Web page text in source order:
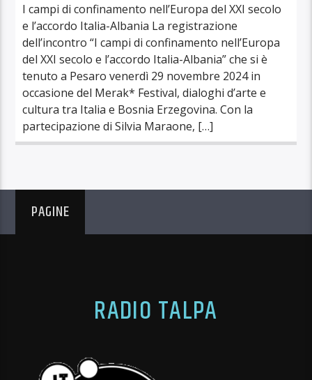
I campi di confinamento nell’Europa del XXI secolo
e l’accordo Italia-Albania La registrazione
dell’incontro “I campi di confinamento nell’Europa
del XXI secolo e l’accordo Italia-Albania” che si è
tenuto a Pesaro venerdì 29 novembre 2024 in
occasione del Merak* Festival, dialoghi d’arte e
cultura tra Italia e Bosnia Erzegovina. Con la
partecipazione di Silvia Maraone, […]
PAGINE
RADIO TALPA